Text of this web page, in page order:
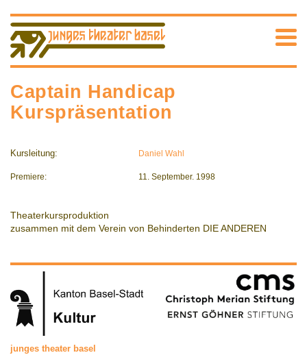
Captain Handicap
Kurspräsentation
Kursleitung: Daniel Wahl
Premiere: 11. September. 1998
Theaterkursproduktion
zusammen mit dem Verein von Behinderten DIE ANDEREN
junges theater basel